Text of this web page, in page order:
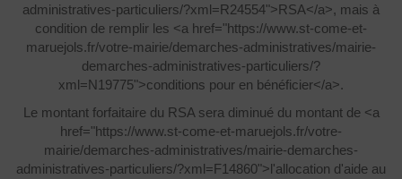
administratives-particuliers/?xml=R24554">RSA</a>, mais à
condition de remplir les <a href="https://www.st-come-et-
maruejols.fr/votre-mairie/demarches-administratives/mairie-
demarches-administratives-particuliers/?
xml=N19775">conditions pour en bénéficier</a>.
Le montant forfaitaire du RSA sera diminué du montant de <a
href="https://www.st-come-et-maruejols.fr/votre-
mairie/demarches-administratives/mairie-demarches-
administratives-particuliers/?xml=F14860">l'allocation d'aide au